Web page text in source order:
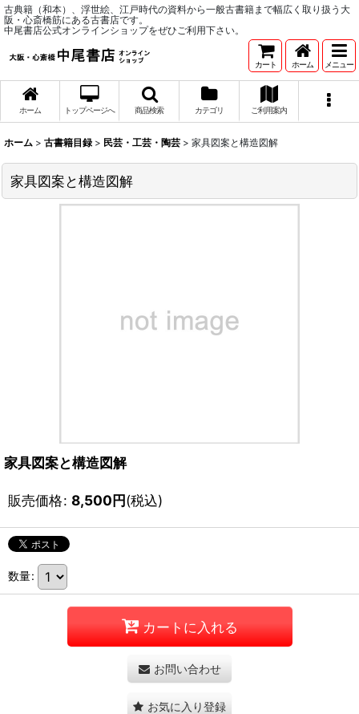
古典籍（和本）、浮世絵、江戸時代の資料から一般古書籍まで幅広く取り扱う大
阪・心斎橋筋にある古書店です。
中尾書店公式オンラインショップをぜひご利用下さい。
カート ホーム メニュー
ホーム トップページへ 商品検索 カテゴリ ご利用案内
ホーム > 古書籍目録 > 民芸・工芸・陶芸 > 家具図案と構造図解
家具図案と構造図解
家具図案と構造図解
販売価格: 8,500円(税込)
数量:
カートに入れる
お問い合わせ
お気に入り登録